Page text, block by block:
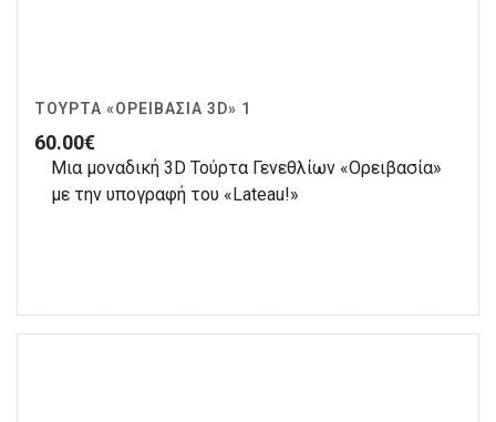
ΤΟΎΡΤΑ «ΟΡΕΙΒΑΣΊΑ 3D» 1
60.00€
Μια μοναδική 3D Τούρτα Γενεθλίων «Ορειβασία»
με την υπογραφή του «Lateau!»